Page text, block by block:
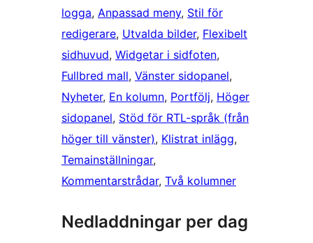
logga, Anpassad meny, Stil för
redigerare, Utvalda bilder, Flexibelt
sidhuvud, Widgetar i sidfoten
Fullbred mall, Vänster sidopanel
Nyheter, En kolumn, Portfölj, Höger
sidopanel, Stöd för RTL-språk (från
höger till vänster), Klistrat inlägg
Temainställningar
Kommentarstrådar, Två kolumner
Nedladdningar per dag